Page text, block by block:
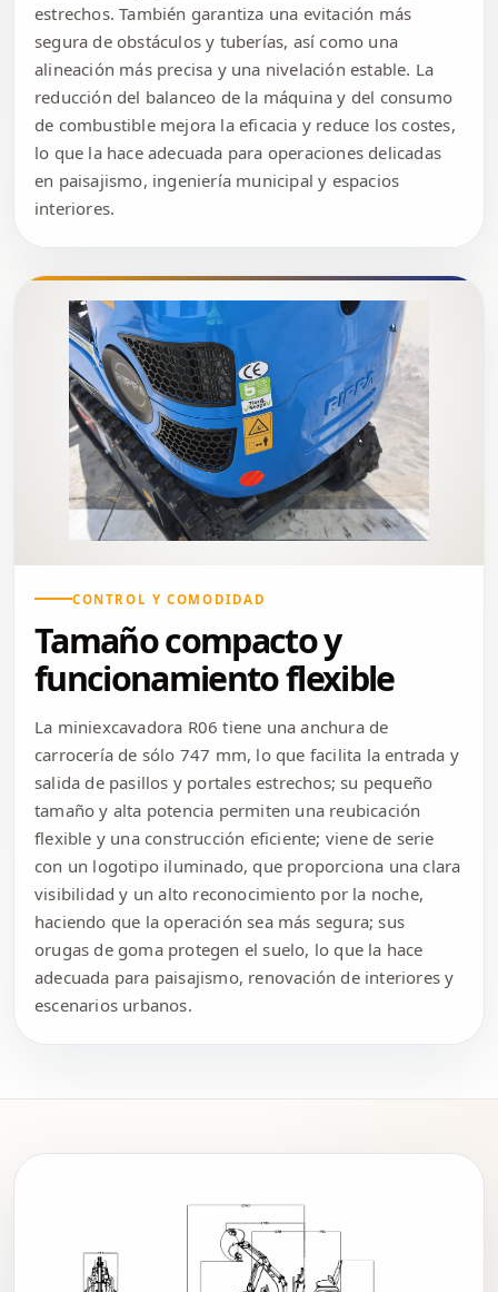
estrechos. También garantiza una evitación más
segura de obstáculos y tuberías, así como una
alineación más precisa y una nivelación estable. La
reducción del balanceo de la máquina y del consumo
de combustible mejora la eficacia y reduce los costes,
lo que la hace adecuada para operaciones delicadas
en paisajismo, ingeniería municipal y espacios
interiores.
CONTROL Y COMODIDAD
Tamaño compacto y
funcionamiento flexible
La miniexcavadora R06 tiene una anchura de
carrocería de sólo 747 mm, lo que facilita la entrada y
salida de pasillos y portales estrechos; su pequeño
tamaño y alta potencia permiten una reubicación
flexible y una construcción eficiente; viene de serie
con un logotipo iluminado, que proporciona una clara
visibilidad y un alto reconocimiento por la noche,
haciendo que la operación sea más segura; sus
orugas de goma protegen el suelo, lo que la hace
adecuada para paisajismo, renovación de interiores y
escenarios urbanos.